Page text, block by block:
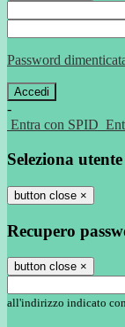
Password
-
Entra con SPID
Seleziona utente
button close ×
Recupero
button close ×
all'indirizzo indicato